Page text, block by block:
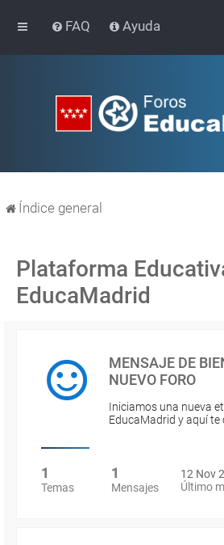
FAQ Ayuda
Índice general
Plataforma
EducaMadrid
MENSAJE DE
NUEVO FORO
Iniciamos una nueva
EducaMadrid y aquí te
1
Temas
1
Mensajes
12 Nov
Último